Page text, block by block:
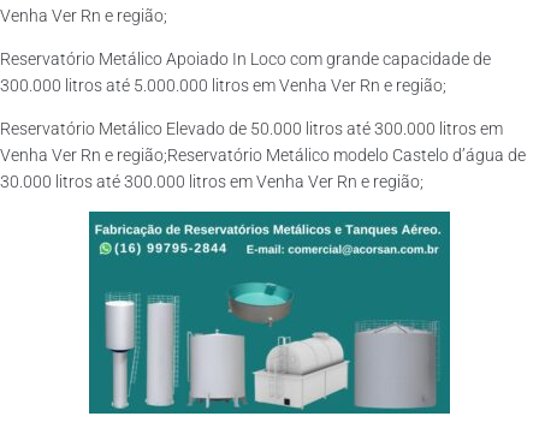
Venha Ver Rn e região;
Reservatório Metálico Apoiado In Loco com grande capacidade de
300.000 litros até 5.000.000 litros em Venha Ver Rn e região;
Reservatório Metálico Elevado de 50.000 litros até 300.000 litros em
Venha Ver Rn e região;Reservatório Metálico modelo Castelo d’água de
30.000 litros até 300.000 litros em Venha Ver Rn e região;